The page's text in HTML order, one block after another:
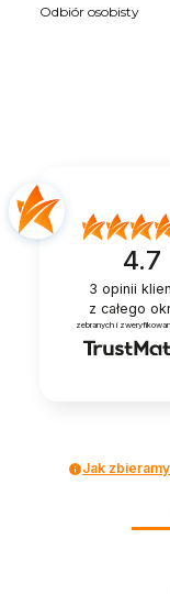
Odbiór osobisty
4.7
3 opinii
z całego
zebranych i
Jak